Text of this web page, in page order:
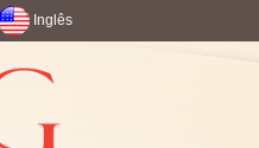
Inglês